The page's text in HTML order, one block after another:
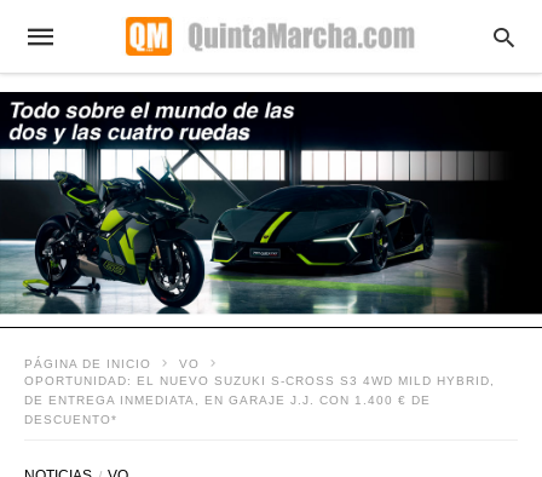
PÁGINA DE INICIO
VO
OPORTUNIDAD: EL NUEVO SUZUKI S-CROSS S3 4WD MILD HYBRID,
DE ENTREGA INMEDIATA, EN GARAJE J.J. CON 1.400 € DE
DESCUENTO*